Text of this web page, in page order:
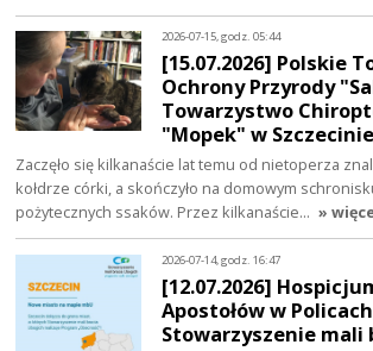
2026-07-15, godz. 05:44
[15.07.2026] Polskie
Ochrony Przyrody
Towarzystwo
"Mopek" w Szczecinie
Zaczęło się kilkanaście lat temu od nietoperza
kołdrze córki, a skończyło na domowym
pożytecznych ssaków. Przez kilkanaście… »
2026-07-14, godz. 16:47
[12.07.2026]
Apostołów w
Stowarzyszenie mali